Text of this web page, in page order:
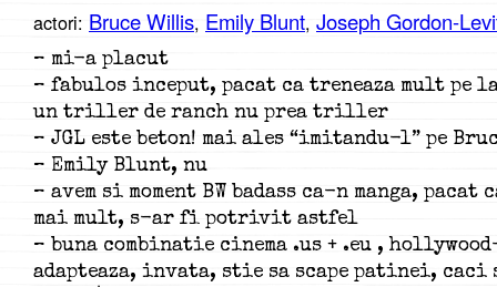
actori: Bruce Willis, Emily Blunt, Joseph Gordon-
– mi-a placut
– fabulos inceput, pacat ca treneaza mult pe
un triller de ranch nu prea triller
– JGL este beton! mai ales “imitandu-l” pe
– Emily Blunt, nu
– avem si moment BW badass ca-n manga, pacat
mai mult, s-ar fi potrivit astfel
– buna combinatie cinema .us + .eu ,
adapteaza, invata, stie sa scape patinei,